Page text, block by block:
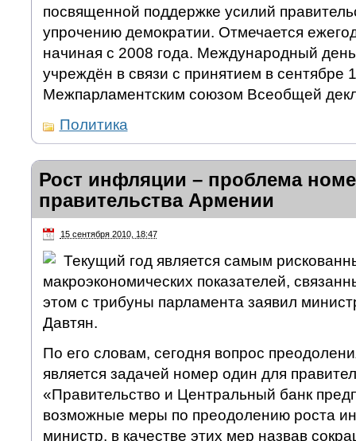
посвященной поддержке усилий
упрочению демократии. Отмечается
начиная с 2008 года. Международный
учреждён в связи с принятием в сентябре
Межпарламентским союзом Всеобщей
Политика
Рост инфляции – проблема
правительства Армении
15 сентября 2010, 18:47
Текущий год является самым
макроэкономических показателей,
этом с трибуны парламента заявил
Давтян.
По его словам, сегодня вопрос
является задачей номер один для
«Правительство и Центральный банк
возможные меры по преодолению роста
министр, в качестве этих мер назвав